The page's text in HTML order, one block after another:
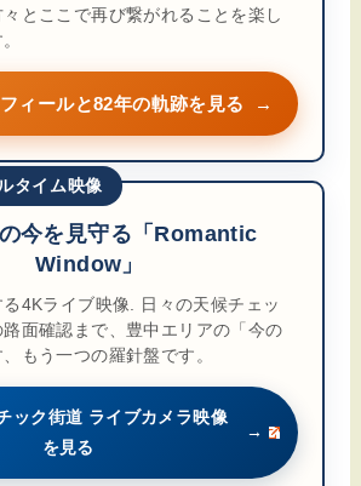
とここで再び繋がれることを楽し
ィールと82年の軌跡を見る →
タイム映像
今を見守る「Romantic
Window」
4Kライブ映像. 日々の天候チェッ
面確認まで、豊中エリアの「今の
もう一つの羅針盤です。
ック街道 ライブカメラ映像
を見る
→